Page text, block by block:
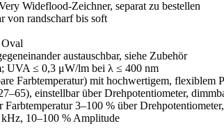
Wideflood-Zeichner, separat zu bestellen
von randscharf bis soft
austauschbar, siehe Zubehör
UVA ≤ 0,3 μW/lm bei λ ≤ 400 nm
Farbtemperatur) mit hochwertigem,
einstellbar über Drehpotentiometer,
Farbtemperatur 3–100 % über
10–100 % Amplitude